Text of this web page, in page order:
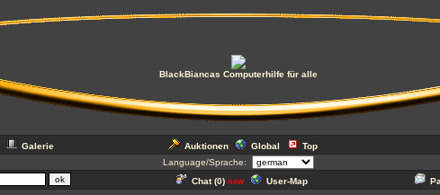
BlackBiancas Computerhilfe für alle
Galerie Auktionen Global Top
Language/Sprache:
Chat (0) new User-Map